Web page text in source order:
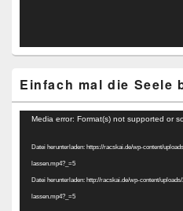
Einfach mal die Seele
Video-
Media error: Format(s) not supported or
Datei herunterladen: https://racskai.de/wp-content/
lassen.mp4?_=5
Datei herunterladen: http://racskai.de/wp-content/
lassen.mp4?_=5